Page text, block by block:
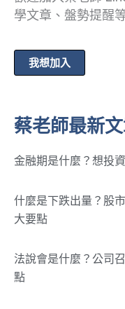
學文章、盤勢提醒
我想加入
蔡老師最新
金融期是什麼？想投
什麼是下跌出量？股
大要點
法說會是什麼？公司
點